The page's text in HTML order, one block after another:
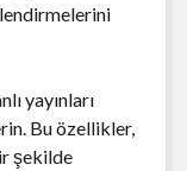
yayınları
Bu özellikler,
şekilde